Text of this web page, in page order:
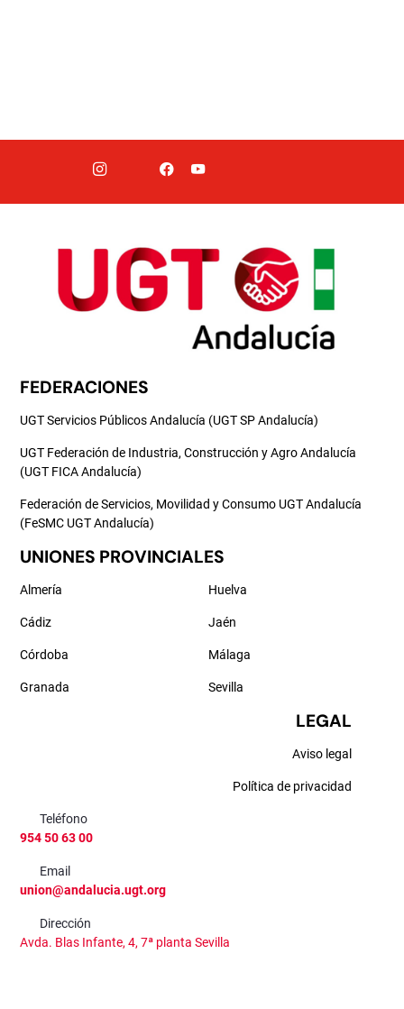
FEDERACIONES
UGT Servicios Públicos Andalucía (UGT SP Andalucía)
UGT Federación de Industria, Construcción y Agro Andalucía
(UGT FICA Andalucía)
Federación de Servicios, Movilidad y Consumo UGT Andalucía
(FeSMC UGT Andalucía)
UNIONES PROVINCIALES
Almería
Cádiz
Córdoba
Granada
Huelva
Jaén
Málaga
Sevilla
LEGAL
Aviso legal
Política de privacidad
Teléfono
954 50 63 00
Email
union@andalucia.ugt.org
Dirección
Avda. Blas Infante, 4, 7ª planta Sevilla